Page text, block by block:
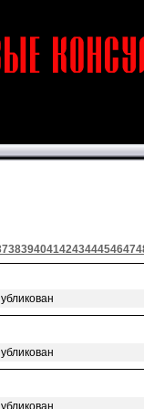
38394041424344454647